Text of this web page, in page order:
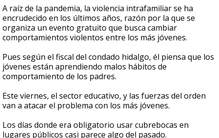
seconds
of
2
minutes,
46
seconds
A raíz de la pandemia, la violencia intrafamiliar se ha
encrudecido en los últimos años, razón por la que se
organiza un evento gratuito que busca cambiar
comportamientos violentos entre los más jóvenes.
Pues según el fiscal del condado hidalgo, él piensa que los
jóvenes están aprendiendo malos hábitos de
comportamiento de los padres.
Este viernes, el sector educativo, y las fuerzas del orden
van a atacar el problema con los más jóvenes.
Los días donde era obligatorio usar cubrebocas en
lugares públicos casi parece algo del pasado.